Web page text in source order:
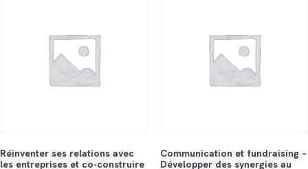
Réinventer ses relations avec
les entreprises et co-construire
Communication et fundraising –
Développer des synergies au